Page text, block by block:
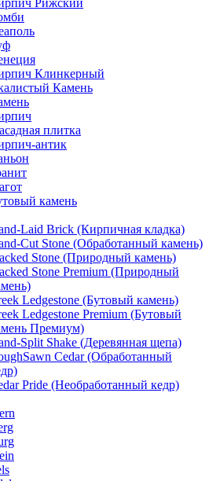
Рижский
Клинкерный
Камень
плитка
антик
камень
Laid Brick (Кирпичная кладка)
Cut Stone (Обработанный камень)
Stone (Природный камень)
Stone Premium (Природный
Ledgestone (Бутовый камень)
Ledgestone Premium (Бутовый
Премиум)
Split Shake (Деревянная щепа)
Cedar (Обработанный
Pride (Необработанный кедр)